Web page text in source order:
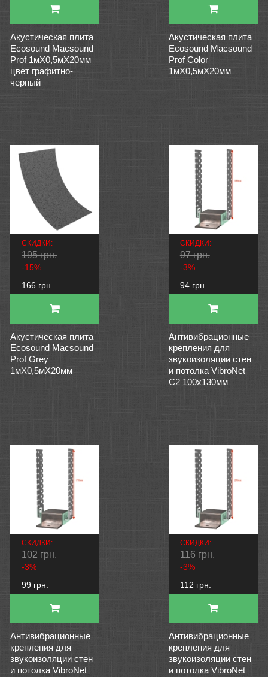
Акустическая плита
Ecosound Macsound
Prof 1мХ0,5мХ20мм
цвет графитно-
черный
Акустическая плита
Ecosound Macsound
Prof Color
1мХ0,5мХ20мм
СКИДКИ:
195 грн.
-15%
166 грн.
Акустическая плита
Ecosound Macsound
Prof Grey
1мХ0,5мХ20мм
СКИДКИ:
97 грн.
-3%
94 грн.
Антивибрационные
крепления для
звукоизоляции стен
и потолка VibroNet
C2 100x130мм
СКИДКИ:
102 грн.
-3%
99 грн.
Антивибрационные
крепления для
звукоизоляции стен
и потолка VibroNet
СКИДКИ:
116 грн.
-3%
112 грн.
Антивибрационные
крепления для
звукоизоляции стен
и потолка VibroNet